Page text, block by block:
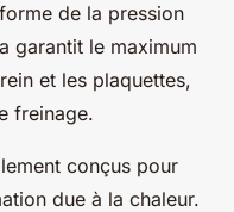
de la pression
garantit le maximum
et les plaquettes,
freinage.
conçus pour
due à la chaleur.